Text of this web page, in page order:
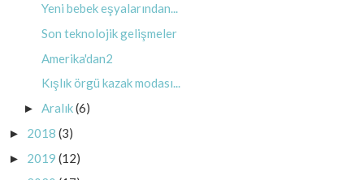
Yeni bebek eşyalarından...
Son teknolojik gelişmeler
Amerika'dan2
Kışlık örgü kazak modası...
► Aralık(6)
► 2018 (3)
► 2019 (12)